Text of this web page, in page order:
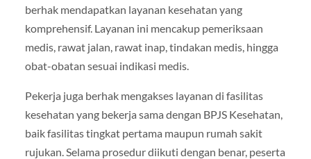
berhak mendapatkan layanan kesehatan yang
komprehensif. Layanan ini mencakup pemeriksaan
medis, rawat jalan, rawat inap, tindakan medis, hingga
obat-obatan sesuai indikasi medis.
Pekerja juga berhak mengakses layanan di fasilitas
kesehatan yang bekerja sama dengan BPJS Kesehatan,
baik fasilitas tingkat pertama maupun rumah sakit
rujukan. Selama prosedur diikuti dengan benar, peserta